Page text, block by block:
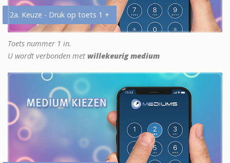
2a. Keuze - Druk op toets 1 +
Toets nummer 1 in.
U wordt verbonden met willekeurig medium